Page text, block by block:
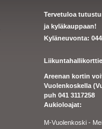
Tervetuloa
ja kyläkauppaan!
Kyläneuvonta: 044
Areenan kortin
Vuolenkoskella
puh 041 3117258
Aukioloajat:
M-Vuolenkoski -